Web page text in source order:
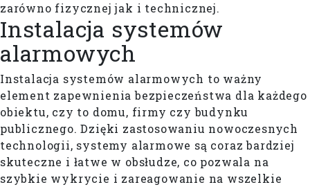
zarówno fizycznej jak i technicznej.
Instalacja systemów
alarmowych
Instalacja systemów alarmowych to ważny
element zapewnienia bezpieczeństwa dla każdego
obiektu, czy to domu, firmy czy budynku
publicznego. Dzięki zastosowaniu nowoczesnych
technologii, systemy alarmowe są coraz bardziej
skuteczne i łatwe w obsłudze, co pozwala na
szybkie wykrycie i zareagowanie na wszelkie